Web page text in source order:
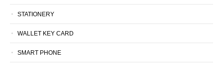
STATIONERY
WALLET KEY CARD
SMART PHONE